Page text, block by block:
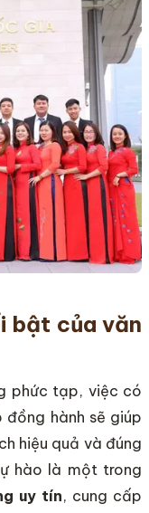
bật của văn
phức tạp, việc có
đồng hành sẽ giúp
hiệu quả và đúng
hào là một trong
uy tín, cung cấp